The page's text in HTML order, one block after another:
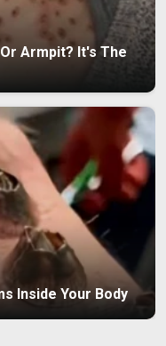
Armpit? It's The
Inside Your Body